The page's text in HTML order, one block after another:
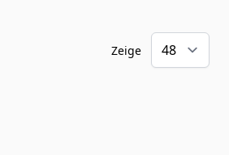
Zeige